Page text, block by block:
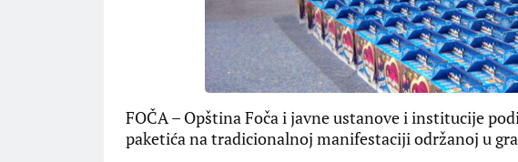
FOČA – Opština Foča i javne ustanove i institucije
paketića na tradicionalnoj manifestaciji održanoj u